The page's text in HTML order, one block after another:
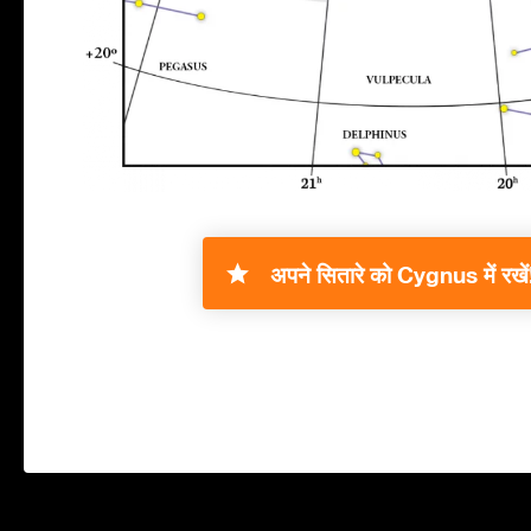
अपने सितारे को Cygnus में